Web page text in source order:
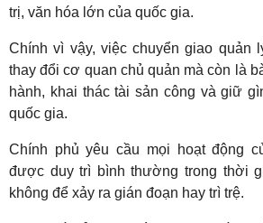
trị, văn hóa lớn của quốc gia.
Chính vì vậy, việc chuyển giao quản
thay đổi cơ quan chủ quản mà còn là
hành, khai thác tài sản công và giữ
quốc gia.
Chính phủ yêu cầu mọi hoạt động
được duy trì bình thường trong thời
không để xảy ra gián đoạn hay trì trệ.